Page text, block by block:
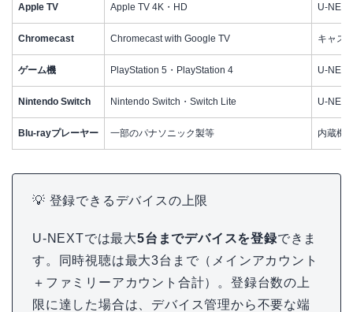
Apple TV Apple TV 4K・HD U-
Chromecast Chromecast with Google TV キャス
ゲーム機 PlayStation 5・PlayStation 4 U-
Nintendo Switch Nintendo Switch・Switch Lite U-
Blu-rayプレーヤー 一部のパナソニック製等 内蔵機
💡 登録できるデバイスの上限
U-NEXTでは最大5台までデバイスを登録できま
す。同時視聴は最大3台まで（メインアカウント
＋ファミリーアカウント合計）。登録台数の上
限に達した場合は、デバイス管理から不要な端